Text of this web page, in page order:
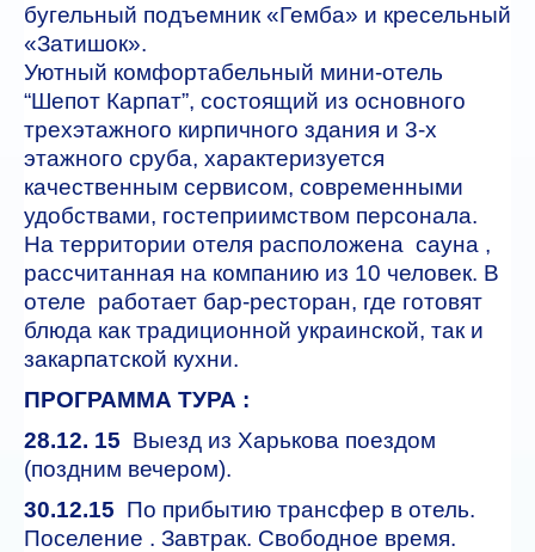
бугельный подъемник «Гемба» и кресельный
«Затишок».
Уютный комфортабельный мини-отель
“Шепот Карпат”, состоящий из основного
трехэтажного кирпичного здания и 3-х
этажного сруба, характеризуется
качественным сервисом, современными
удобствами, гостеприимством персонала.
На территории отеля расположена сауна ,
рассчитанная на компанию из 10 человек. В
отеле работает бар-ресторан, где готовят
блюда как традиционной украинской, так и
закарпатской кухни.
ПРОГРАММА ТУРА :
28.12. 15 Выезд из Харькова поездом
(поздним вечером).
30.12.15 По прибытию трансфер в отель.
Поселение . Завтрак. Свободное время.